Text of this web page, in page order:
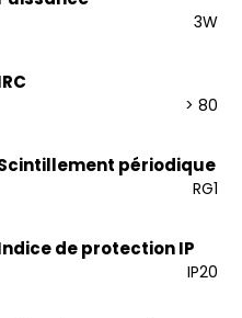
3W
> 80
périodique
RG1
de protection IP
IP20